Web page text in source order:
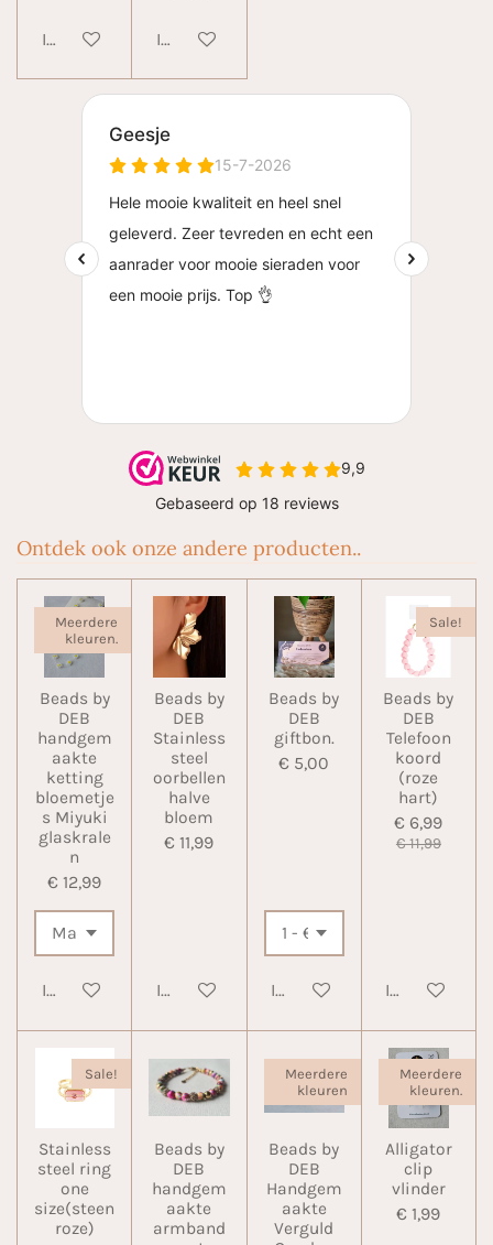
In winkelwagenIn winkelwagen
Ontdek ook onze andere producten..
Meerdere
kleuren.
Beads by
DEB
handgem
aakte
ketting
bloemetje
s Miyuki
glaskrale
n
€ 12,99
In winkelwagen
Beads by
DEB
Stainless
steel
oorbellen
halve
bloem
€ 11,99
In winkelwagen
Beads by
DEB
giftbon.
€ 5,00
In winkelwagen
Sale!
Beads by
DEB
Telefoon
koord
(roze
hart)
€ 6,99
€ 11,99
In
Sale!
Stainless
steel ring
one
size(steen
roze)
Beads by
DEB
handgem
aakte
armband
Meerdere
kleuren
Beads by
DEB
Handgem
aakte
Verguld
Meerdere
kleuren.
Alligator
clip
vlinder
€ 1,99